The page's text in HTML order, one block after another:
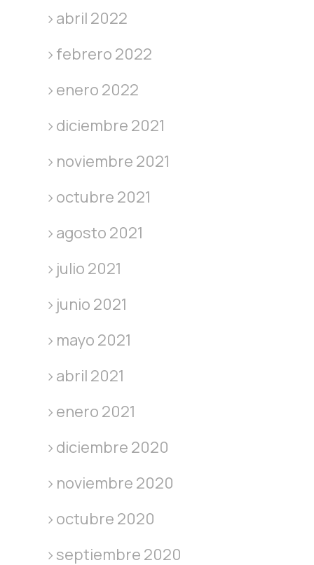
abril 2022
febrero 2022
enero 2022
diciembre 2021
noviembre 2021
octubre 2021
agosto 2021
julio 2021
junio 2021
mayo 2021
abril 2021
enero 2021
diciembre 2020
noviembre 2020
octubre 2020
septiembre 2020